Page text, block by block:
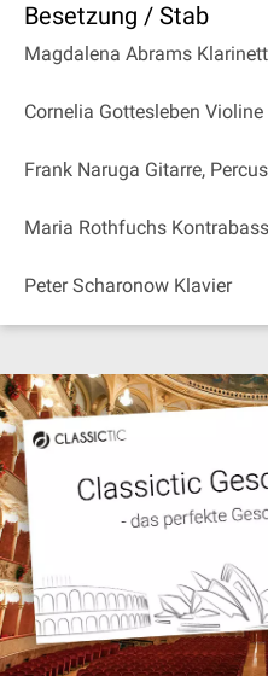
Besetzung / Stab
Magdalena Abrams
Cornelia Gottesleben Violine
Frank Naruga Gitarre,
Maria Rothfuchs Kontrabass
Peter Scharonow Klavier